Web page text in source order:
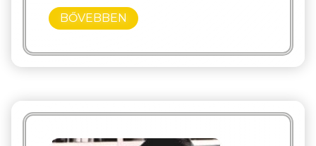
BŐVEBBEN